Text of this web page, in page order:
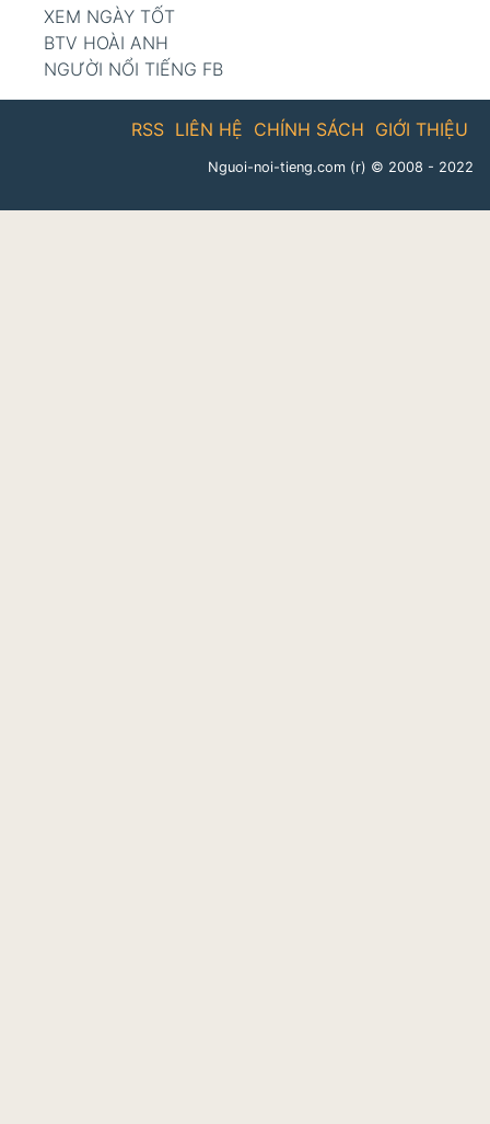
XEM NGÀY TỐT
BTV HOÀI ANH
NGƯỜI NỔI TIẾNG FB
GIỚI THIỆU
CHÍNH SÁCH
LIÊN HỆ
RSS
Nguoi-noi-tieng.com (r) © 2008 - 2022